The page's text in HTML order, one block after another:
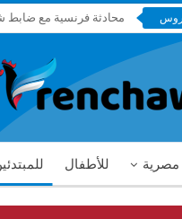
محادثة فرنسية مع ضابط
مصرية للأطفال